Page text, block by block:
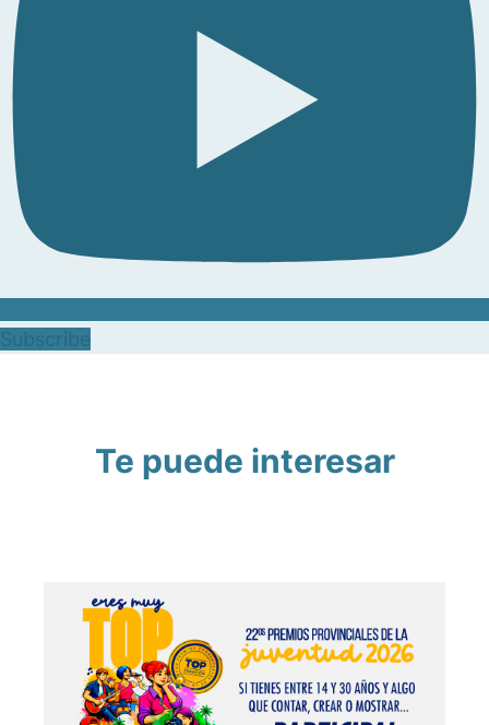
Te puede interesar